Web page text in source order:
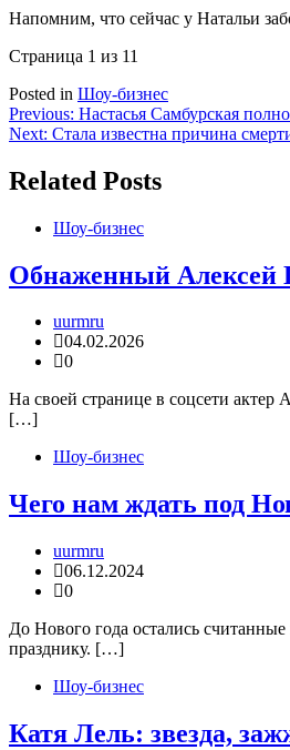
Напомним, что сейчас у Натальи
Страница 1 из 11
Posted in Шоу-бизнес
Навигация
по
записям
Previous: Настасья Самбурская
Next: Стала известна причина
Related Posts
Шоу-бизнес
Обнаженный Алексей
uurmru
04.02.2026
0
На своей странице в соцсети
[…]
Шоу-бизнес
Чего нам ждать под
uurmru
06.12.2024
0
До Нового года остались
празднику. […]
Шоу-бизнес
Катя Лель: звезда,